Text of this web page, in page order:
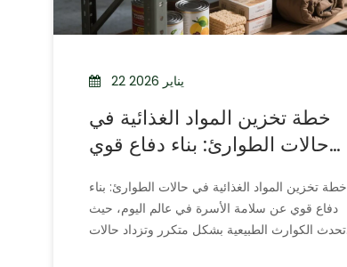
22 يناير 2026
خطة تخزين المواد الغذائية في
حالات الطوارئ: بناء دفاع قوي
خطة تخزين المواد الغذائية في حالات الطوارئ: بناء
دفاع قوي عن سلامة الأسرة في عالم اليوم، حيث
تحدث الكوارث الطبيعية بشكل متكرر وتزداد حالات